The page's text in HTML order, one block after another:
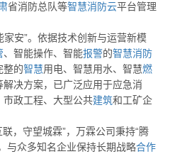
省消防总队等智慧消防云平台管理
家安”。依据技术创新与运营新模
、智能操作、智能报警的智慧消防
整的智慧用电、智慧用水、智慧燃
决方案，已广泛应用于应急消
市政工程、大型公共建筑和工矿企
联，守望城霖”，万霖公司秉持“腾
与众多知名企业保持长期战略合作